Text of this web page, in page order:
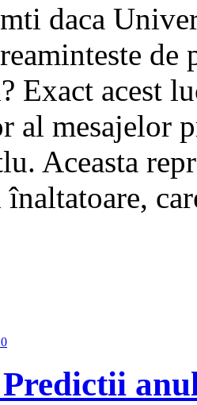
daca
de
Exact acest
al mesajelor
Aceasta